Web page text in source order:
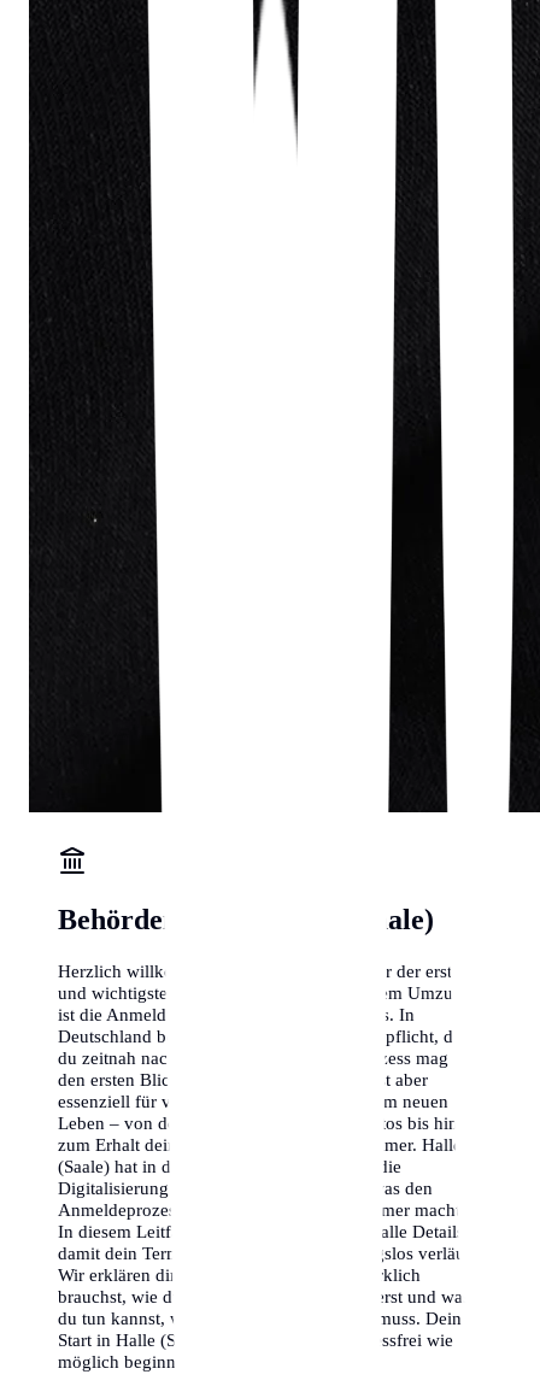
Behörden-Check Halle (Saale)
Herzlich willkommen in Halle (Saale)! Einer der ersten
und wichtigsten Behördengänge nach deinem Umzug
ist die Anmeldung deines neuen Wohnsitzes. In
Deutschland besteht eine gesetzliche Meldepflicht, der
du zeitnah nachkommen musst. Dieser Prozess mag auf
den ersten Blick bürokratisch erscheinen, ist aber
essenziell für viele weitere Schritte in deinem neuen
Leben – von der Eröffnung eines Bankkontos bis hin
zum Erhalt deiner Steueridentifikationsnummer. Halle
(Saale) hat in den letzten Jahren massiv in die
Digitalisierung der Verwaltung investiert, was den
Anmeldeprozess für dich deutlich angenehmer macht.
In diesem Leitfaden führen wir dich durch alle Details,
damit dein Termin beim Bürgeramt reibungslos verläuft.
Wir erklären dir, welche Dokumente du wirklich
brauchst, wie du die besten Termine ergatterst und was
du tun kannst, wenn es mal schnell gehen muss. Dein
Start in Halle (Saale) soll schließlich so stressfrei wie
möglich beginnen.